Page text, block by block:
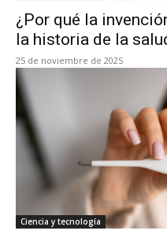
¿Por qué la
la historia de la
25 de noviembre de 2025
Ciencia y tecnología